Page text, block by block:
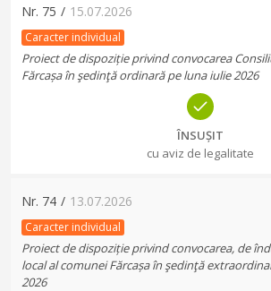
Nr. 75 / 15.07.2026
Caracter individual
Proiect de dispoziție privind convocarea
Fărcașa în şedinţă ordinară pe luna iulie 2026
ÎNSUȘIT
cu aviz de legalitate
Nr. 74 / 13.07.2026
Caracter individual
Proiect de dispoziție privind convocarea, de
local al comunei Fărcașa în şedinţă
2026